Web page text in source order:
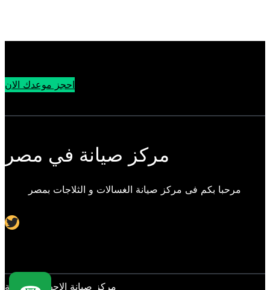
احجز موعدك الان
مركز صيانة في مصر
مرحبا بكم فى مركز صيانة الغسالات و الثلاجات بمصر
Twitter
مركز صيانة الاجهزة المنزلية